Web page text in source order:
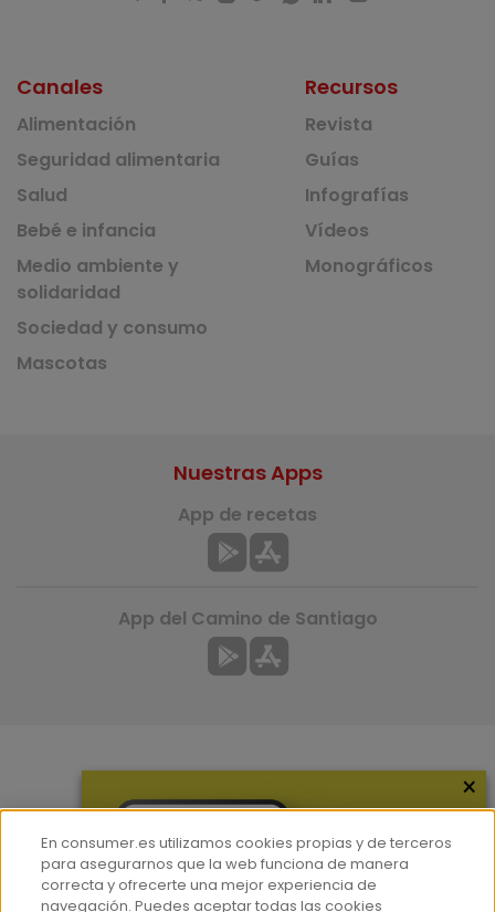
Canales
Alimentación
Seguridad alimentaria
Salud
Bebé e infancia
Medio ambiente y
solidaridad
Sociedad y consumo
Mascotas
Recursos
Revista
Guías
Infografías
Vídeos
Monográficos
Hemeroteca
Contacto
Nuestras Apps
App de recetas
App del Camino de Santiago
×
En consumer.es utilizamos cookies propias y de terceros
para asegurarnos que la web funciona de manera
correcta y ofrecerte una mejor experiencia de
navegación. Puedes aceptar todas las cookies